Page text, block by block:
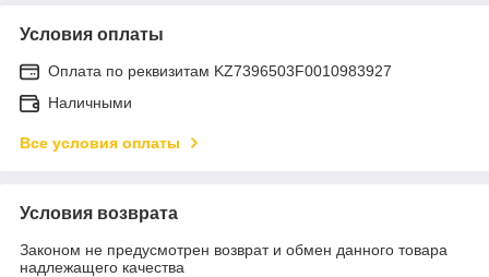
Условия оплаты
Оплата по реквизитам KZ7396503F0010983927
Наличными
Все условия оплаты
Условия возврата
Законом не предусмотрен возврат и обмен данного товара
надлежащего качества